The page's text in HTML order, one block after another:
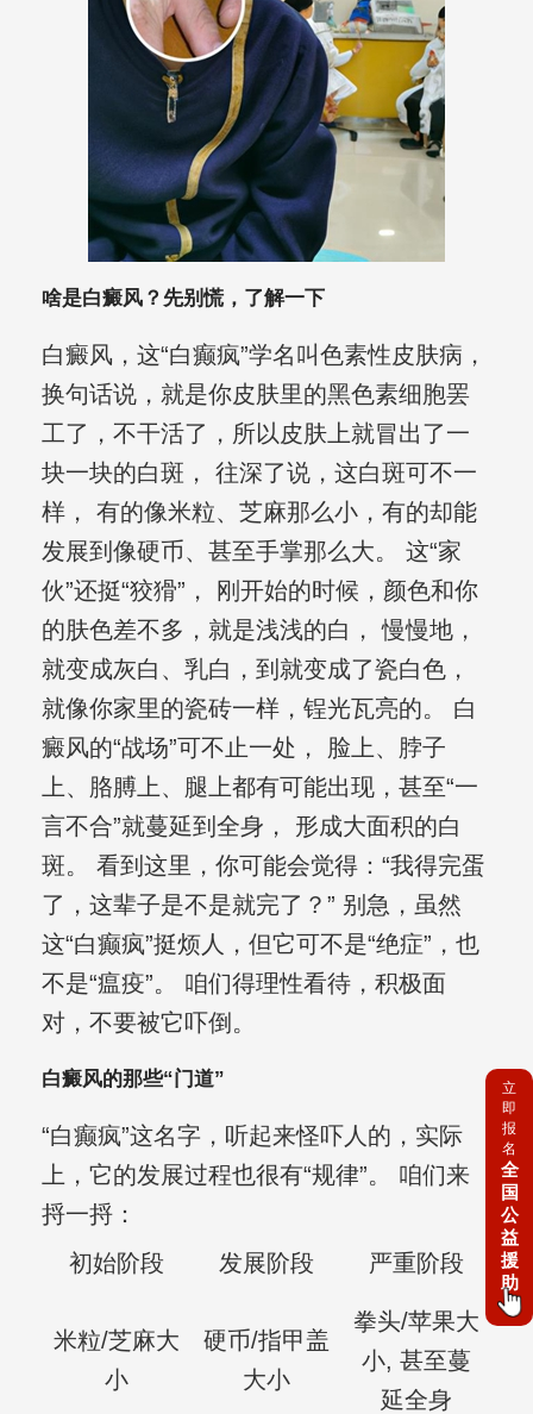
啥是白癜风？先别慌，了解一下
白癜风，这“白癫疯”学名叫色素性皮肤病，
换句话说，就是你皮肤里的黑色素细胞罢
工了，不干活了，所以皮肤上就冒出了一
块一块的白斑， 往深了说，这白斑可不一
样， 有的像米粒、芝麻那么小，有的却能
发展到像硬币、甚至手掌那么大。 这“家
伙”还挺“狡猾”， 刚开始的时候，颜色和你
的肤色差不多，就是浅浅的白， 慢慢地，
就变成灰白、乳白，到就变成了瓷白色，
就像你家里的瓷砖一样，锃光瓦亮的。 白
癜风的“战场”可不止一处， 脸上、脖子
上、胳膊上、腿上都有可能出现，甚至“一
言不合”就蔓延到全身， 形成大面积的白
斑。 看到这里，你可能会觉得：“我得完蛋
了，这辈子是不是就完了？” 别急，虽然
这“白癫疯”挺烦人，但它可不是“绝症”，也
不是“瘟疫”。 咱们得理性看待，积极面
对，不要被它吓倒。
白癜风的那些“门道”
“白癫疯”这名字，听起来怪吓人的，实际
上，它的发展过程也很有“规律”。 咱们来
捋一捋：
初始阶段
发展阶段 严重阶段
米粒/芝麻大
小
硬币/指甲盖
大小
拳头/苹果大
小, 甚至蔓
延全身
立
即
报
名
全
国
公
益
援
助